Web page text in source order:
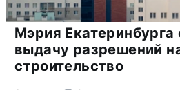
Мэрия Екатеринбурга
выдачу разрешений
строительство